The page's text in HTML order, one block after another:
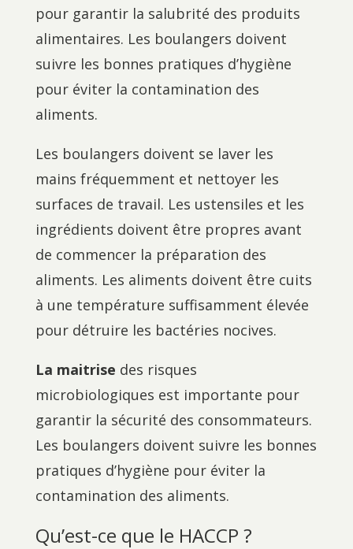
pour garantir la salubrité des produits
alimentaires. Les boulangers doivent
suivre les bonnes pratiques d’hygiène
pour éviter la contamination des
aliments.
Les boulangers doivent se laver les
mains fréquemment et nettoyer les
surfaces de travail. Les ustensiles et les
ingrédients doivent être propres avant
de commencer la préparation des
aliments. Les aliments doivent être cuits
à une température suffisamment élevée
pour détruire les bactéries nocives.
La maitrise des risques
microbiologiques est importante pour
garantir la sécurité des consommateurs.
Les boulangers doivent suivre les bonnes
pratiques d’hygiène pour éviter la
contamination des aliments.
Qu’est-ce que le HACCP ?